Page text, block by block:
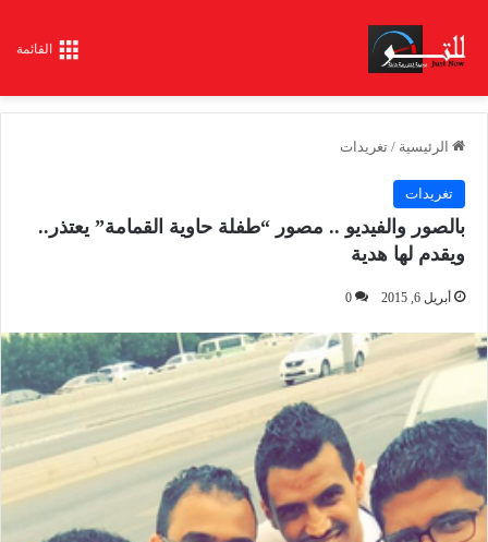
القائمة
الرئيسية / تغريدات
تغريدات
بالصور والفيديو .. مصور “طفلة حاوية القمامة” يعتذر..
ويقدم لها هدية
أبريل 6, 2015 0